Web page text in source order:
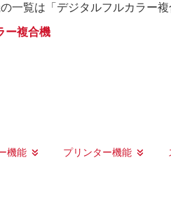
一覧は「デジタルフルカラー複
ー複合機
機能 プリンター機能